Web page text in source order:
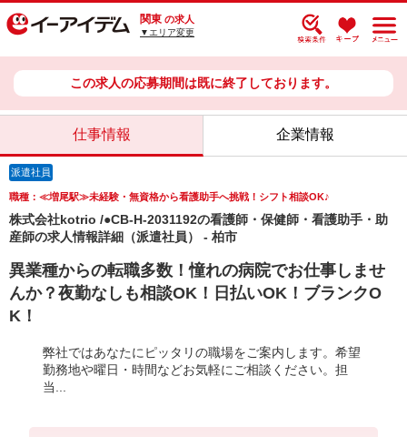
関東 の求人
▼エリア変更
この求人の応募期間は既に終了しております。
仕事情報 企業情報
派遣社員
職種：≪増尾駅≫未経験・無資格から看護助手へ挑戦！シフト相談OK♪
株式会社kotrio /●CB-H-2031192の看護師・保健師・看護助手・助
産師の求人情報詳細（派遣社員） - 柏市
異業種からの転職多数！憧れの病院でお仕事しませ
んか？夜勤なしも相談OK！日払いOK！ブランクO
K！
弊社ではあなたにピッタリの職場をご案内します。希望
勤務地や曜日・時間などお気軽にご相談ください。担
当...